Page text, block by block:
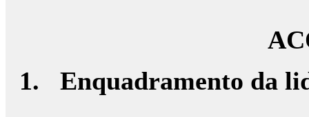
1. Enquadramento da